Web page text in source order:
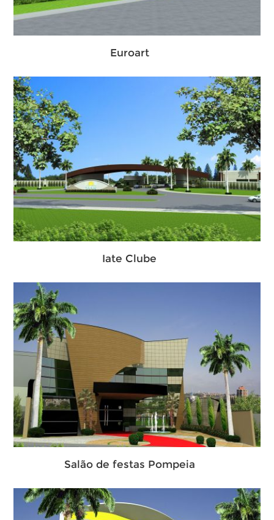
Euroart
Iate Clube
Salão de festas Pompeia